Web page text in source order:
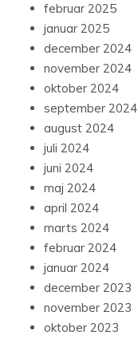
februar 2025
januar 2025
december 2024
november 2024
oktober 2024
september 2024
august 2024
juli 2024
juni 2024
maj 2024
april 2024
marts 2024
februar 2024
januar 2024
december 2023
november 2023
oktober 2023